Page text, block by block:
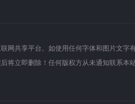
网共享平台。如使用任何字体和图片文
将立即删除！任何版权方从未通知联系